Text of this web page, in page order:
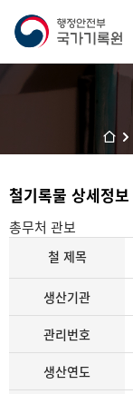
철기록물 상세정보
총무처 관보
철 제목
생산기관
관리번호
생산연도